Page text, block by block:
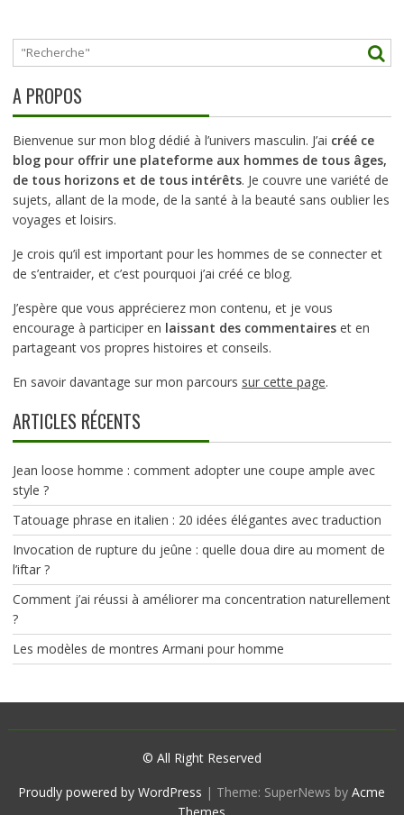
A PROPOS
Bienvenue sur mon blog dédié à l’univers masculin. J’ai créé ce
blog pour offrir une plateforme aux hommes de tous âges,
de tous horizons et de tous intérêts. Je couvre une variété de
sujets, allant de la mode, de la santé à la beauté sans oublier les
voyages et loisirs.
Je crois qu’il est important pour les hommes de se connecter et
de s’entraider, et c’est pourquoi j’ai créé ce blog.
J’espère que vous apprécierez mon contenu, et je vous
encourage à participer en laissant des commentaireset en
partageant vos propres histoires et conseils.
En savoir davantage sur mon parcours sur cette page.
ARTICLES RÉCENTS
Jean loose homme : comment adopter une coupe ample avec
style ?
Tatouage phrase en italien : 20 idées élégantes avec traduction
Invocation de rupture du jeûne : quelle doua dire au moment de
l’iftar ?
Comment j’ai réussi à améliorer ma concentration naturellement
?
Les modèles de montres Armani pour homme
© All Right Reserved
Proudly powered by WordPress | Theme: SuperNews byAcme